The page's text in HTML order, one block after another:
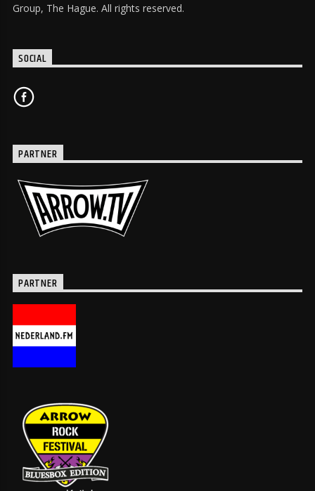
Group, The Hague. All rights reserved.
SOCIAL
PARTNER
PARTNER